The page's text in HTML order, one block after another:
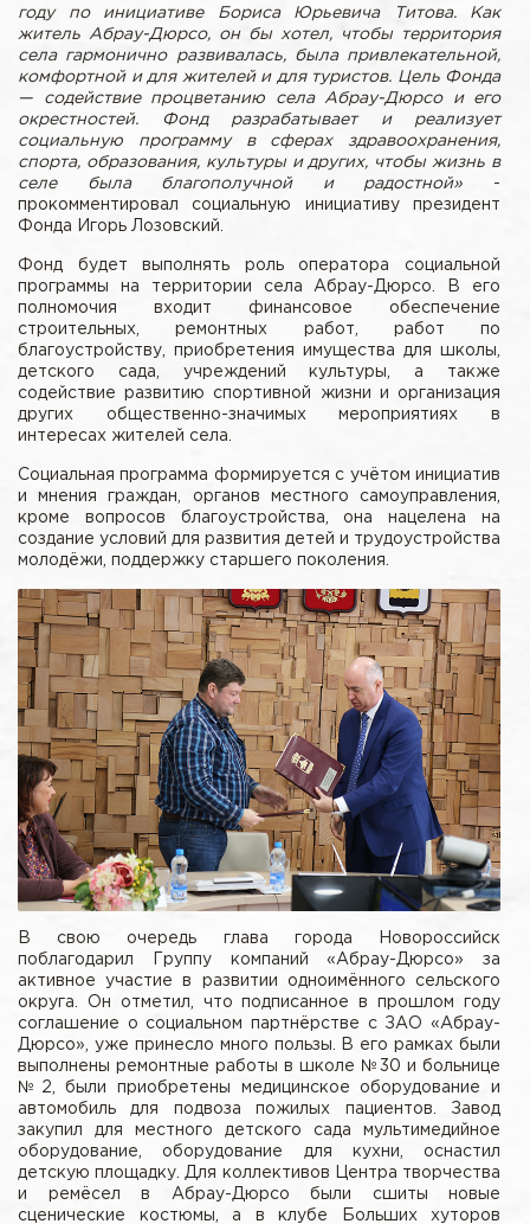
году по инициативе Бориса Юрьевича Титова. Как
житель Абрау-Дюрсо, он бы хотел, чтобы территория
села гармонично развивалась, была привлекательной,
комфортной и для жителей и для туристов. Цель Фонда
— содействие процветанию села Абрау-Дюрсо и его
окрестностей. Фонд разрабатывает и реализует
социальную программу в сферах здравоохранения,
спорта, образования, культуры и других, чтобы жизнь в
селе была благополучной и радостной» -
прокомментировал социальную инициативу президент
Фонда Игорь Лозовский.
Фонд будет выполнять роль оператора социальной
программы на территории села Абрау-Дюрсо. В его
полномочия входит финансовое обеспечение
строительных, ремонтных работ, работ по
благоустройству, приобретения имущества для школы,
детского сада, учреждений культуры, а также
содействие развитию спортивной жизни и организация
других общественно-значимых мероприятиях в
интересах жителей села.
Социальная программа формируется с учётом инициатив
и мнения граждан, органов местного самоуправления,
кроме вопросов благоустройства, она нацелена на
создание условий для развития детей и трудоустройства
молодёжи, поддержку старшего поколения.
В свою очередь глава города Новороссийск
поблагодарил Группу компаний «Абрау-Дюрсо» за
активное участие в развитии одноимённого сельского
округа. Он отметил, что подписанное в прошлом году
соглашение о социальном партнёрстве с ЗАО «Абрау-
Дюрсо», уже принесло много пользы. В его рамках были
выполнены ремонтные работы в школе №30 и больнице
№2, были приобретены медицинское оборудование и
автомобиль для подвоза пожилых пациентов. Завод
закупил для местного детского сада мультимедийное
оборудование, оборудование для кухни, оснастил
детскую площадку. Для коллективов Центра творчества
и ремёсел в Абрау-Дюрсо были сшиты новые
сценические костюмы, а в клубе Больших хуторов